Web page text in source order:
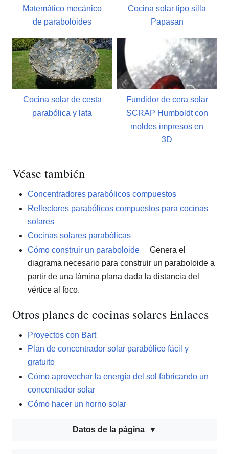
Matemático mecánico
de paraboloides
Cocina solar tipo silla
Papasan
Cocina solar de cesta
parabólica y lata
Fundidor de cera solar
SCRAP Humboldt con
moldes impresos en
3D
Véase también
Concentradores parabólicos compuestos
Reflectores parabólicos compuestos para cocinas
solares
Cocinas solares parabólicas
Cómo construir un paraboloide
Genera el
diagrama necesario para construir un paraboloide a
partir de una lámina plana dada la distancia del
vértice al foco.
Otros planes de cocinas solares Enlaces
Proyectos con Bart
Plan de concentrador solar parabólico fácil y
gratuito
Cómo aprovechar la energía del sol fabricando un
concentrador solar
Cómo hacer un horno solar
Datos de la página